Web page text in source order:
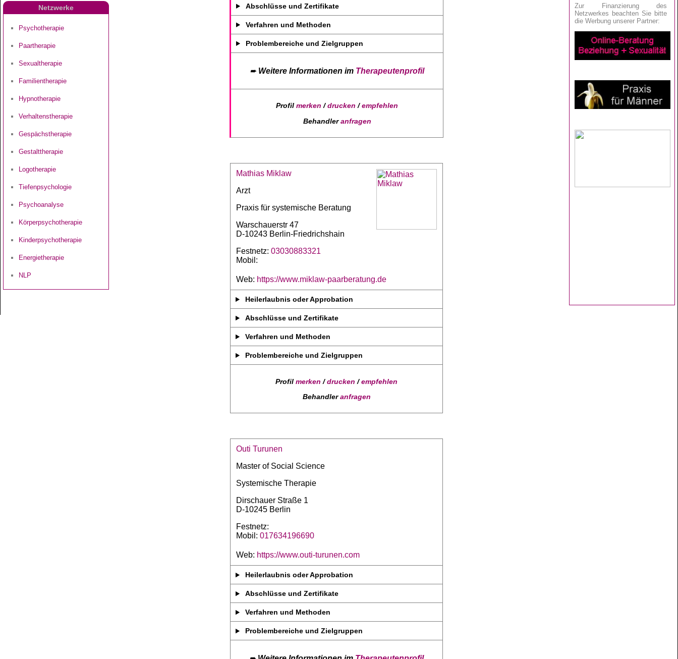
Netzwerke
Psychotherapie
Paartherapie
Sexualtherapie
Familientherapie
Hypnotherapie
Verhaltenstherapie
Gespächstherapie
Gestalttherapie
Logotherapie
Tiefenpsychologie
Psychoanalyse
Körperpsychotherapie
Kinderpsychotherapie
Energietherapie
NLP
Abschlüsse und Zertifikate
Verfahren und Methoden
Problembereiche und Zielgruppen
➨ Weitere Informationen im Therapeutenprofil
Profil merken /drucken /empfehlen
Behandleranfragen
Mathias Miklaw
Arzt
Praxis für systemische Beratung
Warschauerstr 47
D-10243 Berlin-Friedrichshain
Festnetz: 03030883321
Mobil:
Web: https://www.miklaw-paarberatung.de
Heilerlaubnis oder Approbation
Abschlüsse und Zertifikate
Verfahren und Methoden
Problembereiche und Zielgruppen
Profil merken /drucken /empfehlen
Behandleranfragen
Outi Turunen
Master of Social Science
Systemische Therapie
Dirschauer Straße 1
D-10245 Berlin
Festnetz:
Mobil: 017634196690
Web: https://www.outi-turunen.com
Heilerlaubnis oder Approbation
Abschlüsse und Zertifikate
Verfahren und Methoden
Problembereiche und Zielgruppen